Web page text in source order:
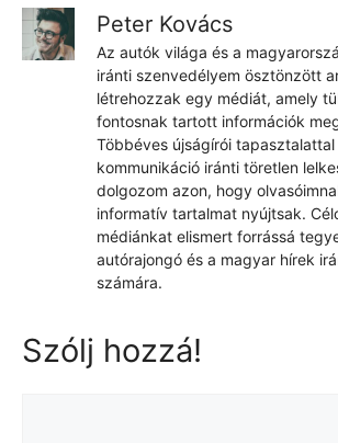
Peter Kovács
Az autók világa és a
iránti szenvedélyem ösztönzött
létrehozzak egy médiát, amely
fontosnak tartott információk
Többéves újságírói tapasztalattal
kommunikáció iránti töretlen
dolgozom azon, hogy
informatív tartalmat nyújtsak.
médiánkat elismert forrássá
autórajongó és a magyar hírek
számára.
Szólj hozzá!